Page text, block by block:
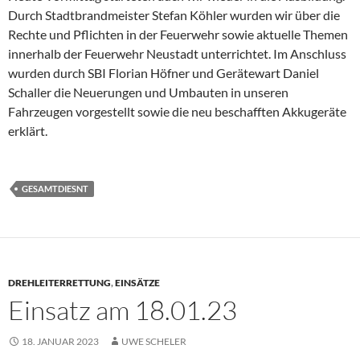
Durch Stadtbrandmeister Stefan Köhler wurden wir über die
Rechte und Pflichten in der Feuerwehr sowie aktuelle Themen
innerhalb der Feuerwehr Neustadt unterrichtet. Im Anschluss
wurden durch SBI Florian Höfner und Gerätewart Daniel
Schaller die Neuerungen und Umbauten in unseren
Fahrzeugen vorgestellt sowie die neu beschafften Akkugeräte
erklärt.
GESAMTDIESNT
DREHLEITERRETTUNG,EINSÄTZE
Einsatz am 18.01.23
18. JANUAR 2023 UWE SCHELER